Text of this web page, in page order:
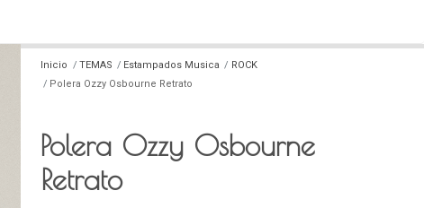
Inicio TEMAS Estampados Musica
ROCK
Polera Ozzy Osbourne Retrato
Polera Ozzy Osbourne
Retrato